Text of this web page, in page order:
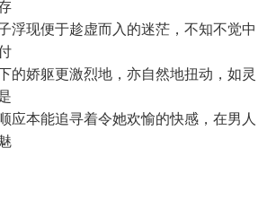
浮现便于趁虚而入的迷茫，不知不觉中
的娇躯更激烈地，亦自然地扭动，如灵
应本能追寻着令她欢愉的快感，在男人